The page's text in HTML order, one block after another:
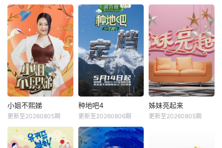
小姐不熙娣
更新至20260805期
种地吧4
更新至20260806期
姊妹亮起来
更新至20260805期